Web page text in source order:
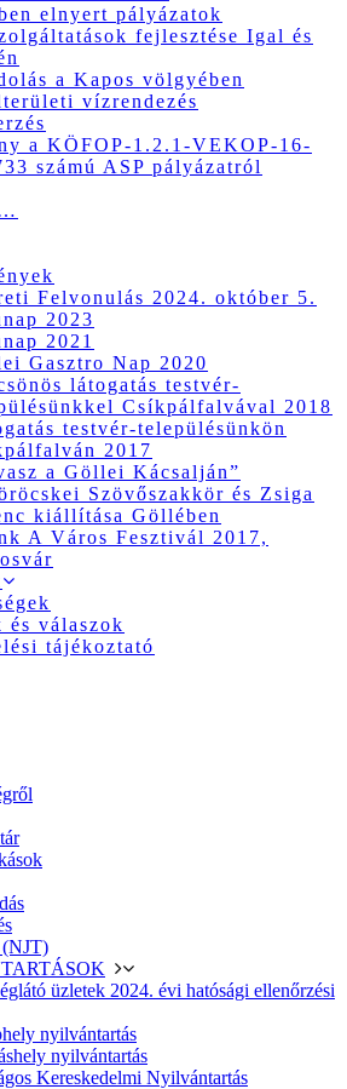
elnyert pályázatok
fejlesztése Igal és
a Kapos völgyében
vízrendezés
a KÖFOP-1.2.1-VEKOP-16-
számú ASP pályázatról
Felvonulás 2024. október 5.
2023
2021
Gasztro Nap 2020
látogatás testvér-
Csíkpálfalvával 2018
testvér-településünkön
2017
a Göllei Kácsalján”
Szövőszakkör és Zsiga
kiállítása Göllében
A Város Fesztivál 2017,
és válaszok
tájékoztató
(NJT)
üzletek 2024. évi hatósági ellenőrzési
nyilvántartás
nyilvántartás
Kereskedelmi Nyilvántartás